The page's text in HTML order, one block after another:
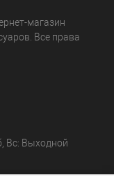
магазин
Все права
Вс: Выходной